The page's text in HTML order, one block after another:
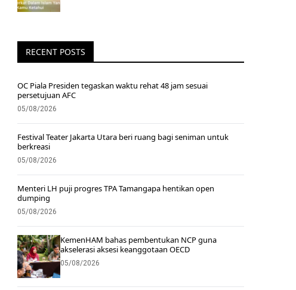
RECENT POSTS
OC Piala Presiden tegaskan waktu rehat 48 jam sesuai
persetujuan AFC
05/08/2026
Festival Teater Jakarta Utara beri ruang bagi seniman untuk
berkreasi
05/08/2026
Menteri LH puji progres TPA Tamangapa hentikan open
dumping
05/08/2026
KemenHAM bahas pembentukan NCP guna
akselerasi aksesi keanggotaan OECD
05/08/2026